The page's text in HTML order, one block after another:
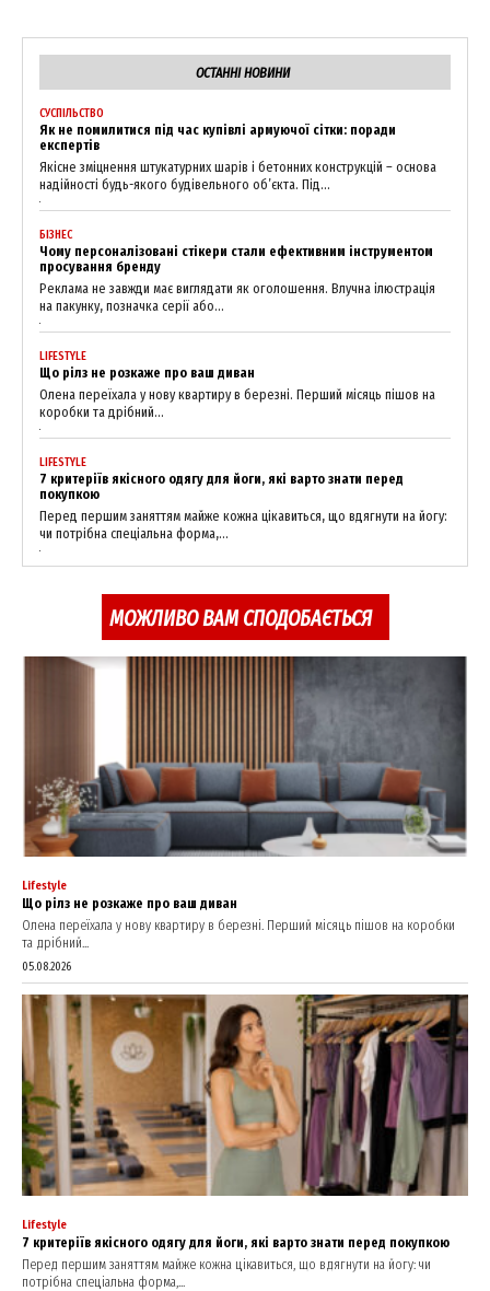
ОСТАННІ НОВИНИ
СУСПІЛЬСТВО
Як не помилитися під час купівлі армуючої сітки: поради
експертів
Якісне зміцнення штукатурних шарів і бетонних конструкцій – основа
надійності будь-якого будівельного об’єкта. Під...
БІЗНЕС
Чому персоналізовані стікери стали ефективним інструментом
просування бренду
Реклама не завжди має виглядати як оголошення. Влучна ілюстрація
на пакунку, позначка серії або...
LIFESTYLE
Що рілз не розкаже про ваш диван
Олена переїхала у нову квартиру в березні. Перший місяць пішов на
коробки та дрібний...
LIFESTYLE
7 критеріїв якісного одягу для йоги, які варто знати перед
покупкою
Перед першим заняттям майже кожна цікавиться, що вдягнути на йогу:
чи потрібна спеціальна форма,...
МОЖЛИВО ВАМ СПОДОБАЄТЬСЯ
Lifestyle
Що рілз не розкаже про ваш диван
Олена переїхала у нову квартиру в березні. Перший місяць пішов на коробки
та дрібний...
05.08.2026
Lifestyle
7 критеріїв якісного одягу для йоги, які варто знати перед покупкою
Перед першим заняттям майже кожна цікавиться, що вдягнути на йогу: чи
потрібна спеціальна форма,...